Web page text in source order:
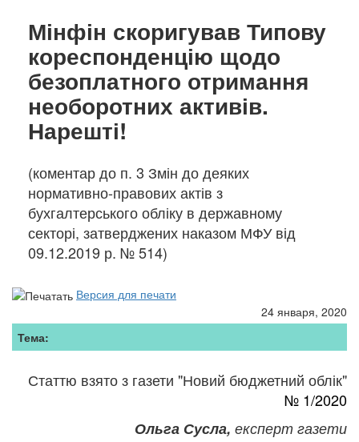
Мінфін скоригував Типову
кореспонденцію щодо
безоплатного отримання
необоротних активів.
Нарешті!
(коментар до п. 3 Змін до деяких
нормативно-правових актів з
бухгалтерського обліку в державному
секторі, затверджених наказом МФУ від
09.12.2019 р. № 514)
Версия для печати
24 января, 2020
Тема:
Статтю взято з газети "Новий бюджетний облік"
№ 1/2020
Ольга Сусла, експерт газети